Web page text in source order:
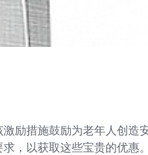
励措施鼓励为老年人创造
，以获取这些宝贵的优惠。